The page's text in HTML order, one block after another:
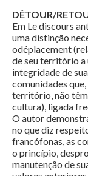
DÉTOUR/
Em Le discours
uma distinção
odéplacement
de seu território a
integridade de
comunidades
território, não
cultura), ligada
O autor
no que diz
francófonas, as
o princípio,
manutenção de